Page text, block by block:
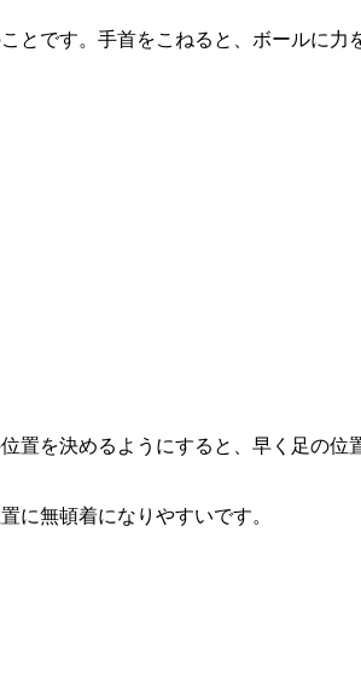
とです。手首をこねると、ボールに力
置を決めるようにすると、早く足の位
に無頓着になりやすいです。